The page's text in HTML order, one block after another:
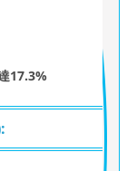
17.3%